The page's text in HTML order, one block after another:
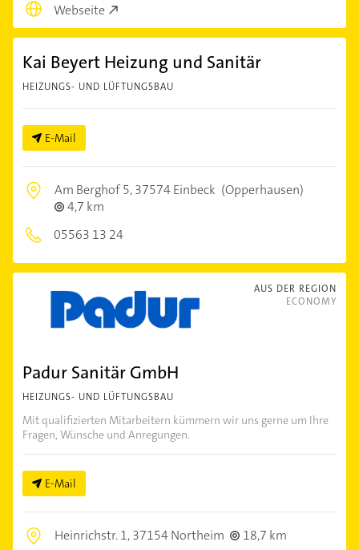
Webseite
Kai Beyert Heizung und Sanitär
HEIZUNGS- UND LÜFTUNGSBAU
E-Mail
Am Berghof 5,37574 Einbeck (Opperhausen)
4,7 km
05563 13 24
AUS DER REGION
ECONOMY
Padur Sanitär GmbH
HEIZUNGS- UND LÜFTUNGSBAU
Mit qualifizierten Mitarbeitern kümmern wir uns gerne um Ihre
Fragen, Wünsche und Anregungen.
E-Mail
Heinrichstr. 1,37154 Northeim
18,7 km